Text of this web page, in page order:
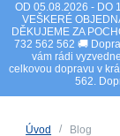
OD 05.08.2026 - DO
VEŠKERÉ
DĚKUJEME ZA
732 562 562 🚚
vám rádi
celkovou dopravu v
562.
Úvod Blog